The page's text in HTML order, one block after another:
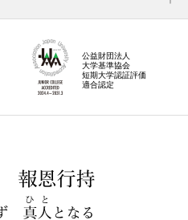
公益財団法人
大学基準協会
短期大学認証評価
適合認定